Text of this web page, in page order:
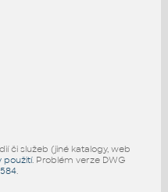
či služeb (jiné katalogy, web
použití. Problém verze DWG
.